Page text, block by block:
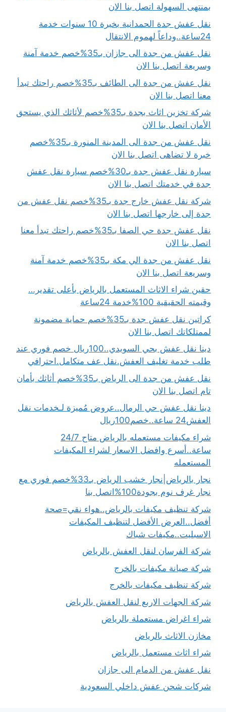
بمنتهى السهولة اتصل بنا الان
نقل عفش جدة الحمدانية بخبرة 10 سنوات خدمة
24ساعة..وداعاً لهموم الانتقال
نقل عفش من جدة الى جازان بـ35%خصم خدمة آمنة
وسريعة اتصل بنا الان
نقل عفش من جدة الى الطائف بـ35%خصم راحتك تبدأ
معنا اتصل بنا الان
شركة تخزين اثاث بجدة بـ35%خصم لأثاثك الذي يستحق
الأمان اتصل بنا الان
نقل عفش من جدة الى المدينة المنورة بـ35%خصم
خبرة لا تضاهى اتصل بنا الان
سيارة نقل عفش جدة بـ30%خصم سيارة نقل عفش
جدة في خدمتك اتصل بنا الان
شركة نقل عفش خارج جدة بـ35%خصم نقل عفش من
جدة إلى خارجها اتصل بنا الان
نقل عفش جدة حي الصفا بـ35%خصم راحتك تبدأ معنا
اتصل بنا الان
نقل عفش من جدة الي مكة بـ35%خصم خدمة آمنة
وسريعة اتصل بنا الان
حقين شراء الاثاث المستعمل بالرياض بأعلى تقدير…
وقيمته الحقيقية 100%خدمة 24ساعة
كراتين نقل عفش جدة بـ35%خصم حماية مضمونة
لممتلكاتك اتصل بنا الان
دينا نقل عفش بحي السويدي..100ريال خصم فوري عند
طلب خدمة تغليف العفش.نقل عف متكامل.احترافي
نقل عفش من جدة الى الرياض بـ35%خصم أثاثك بأمان
تام اتصل بنا الان
دينا نقل عفش حي الرمال..عروض مُميزة لـخدمات نقل
العفش24 ساعة..خصم100ريال
شراء مكيفات مستعمله بالرياض متاح 24/7
ساعة..أسرع وافضل الاسعار لشراء المكيفات
المستعمله
نجار بالرياض|نجار خشب الرياض بـ33%خصم فوري مع
نجار غرف نوم بجودة100%اتصل بنا
شركة تنظيف مكيفات بالرياض..هواء نقي=صحة
أفضل..العرض الأفضل لتنظيف المكيفات
الاسبليت..مكيفات شباك
شركة الفرسان لنقل العفش بالرياض
شركة صيانة مكيفات بالخرج
شركة تنظيف مكيفات بالخرج
شركة الجهات الاربع لنقل العفش بالرياض
شراء اغراض مستعملة بالرياض
مخازن الاثاث بالرياض
شراء اثاث مستعمل بالرياض
نقل عفش من الدمام الى جازان
شركات شحن عفش داخلي السعودية